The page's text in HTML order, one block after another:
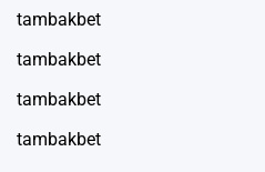
tambakbet
tambakbet
tambakbet
tambakbet